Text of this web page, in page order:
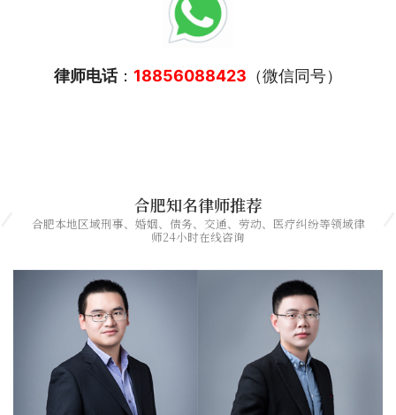
律师电话： 18856088423 （微信同号）
合肥知名律师推荐
合肥本地区域刑事、婚姻、债务、交通、劳动、医疗纠纷等领域律
师24小时在线咨询